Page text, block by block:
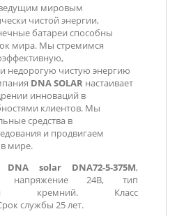
ведущим мировым
чистой энергии,
батареи способны
мира. Мы стремимся
недорогую чистую энергию
DNA SOLAR настаивает
инноваций в
клиентов. Мы
средства в
и продвигаем
мире.
DNA solar DNA72-5-375M,
напряжение 24В, тип
кремний. Класс
службы 25 лет.